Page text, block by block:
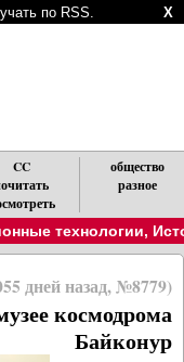
по RSS. X
CC
общество
разное
технологии,
дней назад, №8779)
космодрома
Байконур